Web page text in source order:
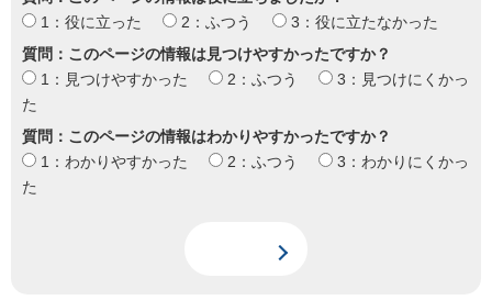
1：役に立った
2：ふつう
3：役に立たなかった
質問：このページの情報は見つけやすかったですか？
1：見つけやすかった
2：ふつう
3：見つけにくかっ
た
質問：このページの情報はわかりやすかったですか？
1：わかりやすかった
2：ふつう
3：わかりにくかっ
た